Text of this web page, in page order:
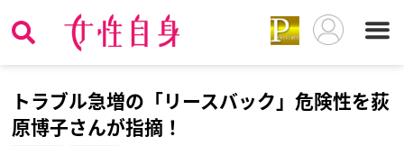
トラブル急増の「リースバック」危険性を荻
原博子さんが指摘！